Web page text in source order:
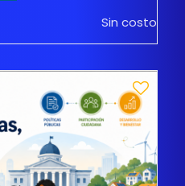
Sin costo